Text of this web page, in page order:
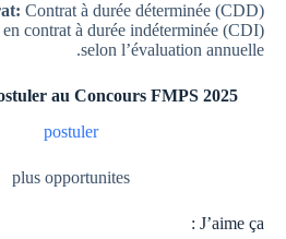
Contrat à durée déterminée (CDD)
contrat à durée indéterminée (CDI)
selon l’évaluation annuelle.
au Concours FMPS 2025:
postuler
plus opportunites
J’aime ça :